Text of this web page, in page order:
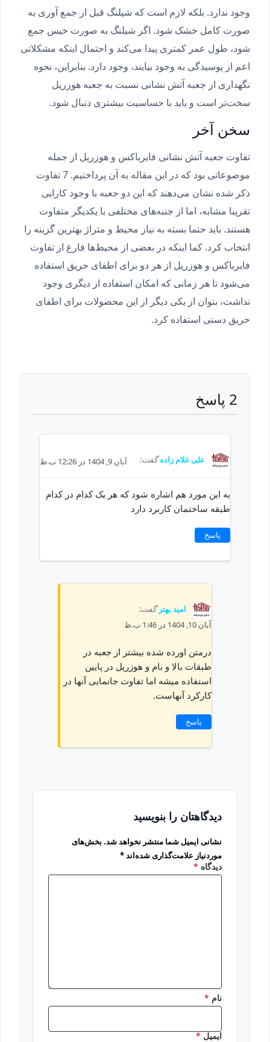
وجود ندارد. بلکه لازم است که شیلنگ‌ قبل از جمع آوری به
صورت کامل خشک شود. اگر شیلنگ‌ به صورت خیس جمع
شود، طول عمر کمتری پیدا می‌کند و احتمال اینکه مشکلاتی
اعم از پوسیدگی به وجود بیایند، وجود دارد. بنابراین، نحوه
نگهداری از جعبه آتش نشانی نسبت به جعبه هوزریل
سخت‌تر است و باید با حساسیت بیشتری دنبال شود.
سخن آخر
تفاوت جعبه آتش نشانی فایرباکس و هوزریل از جمله
موضوعاتی بود که در این مقاله به آن پرداختیم. 7 تفاوت
ذکر شده نشان می‌دهند که این دو جعبه با وجود کارایی
تقریبا مشابه، اما از جنبه‌های مختلفی با یکدیگر متفاوت
هستند. باید حتما بسته به نیاز محیط و متراژ بهترین گزینه را
انتخاب کرد. کما اینکه در بعضی از محیط‌ها فارغ از تفاوت
فایرباکس و هوزریل از هر دو برای اطفای حریق استفاده
می‌شود تا هر زمانی که امکان استفاده از دیگری وجود
نداشت، بتوان از یکی دیگر از این محصولات برای اطفای
حریق دستی استفاده کرد.
2 پاسخ
علی غلام زاده گفت: آبان 9, 1404 در 12:26 ب.ظ
به این مورد هم اشاره شود که هر یک کدام در کدام
طبقه ساختمان کاربرد دارد
پاسخ
امید بهتر گفت:
آبان 10, 1404 در 1:46 ب.ظ
درمتن اورده شده بیشتر از جعبه در
طبقات بالا و بام و هوزریل در پایین
استفاده میشه اما تفاوت جانمایی آنها در
کارکرد آنهاست.
پاسخ
دیدگاهتان را بنویسید
نشانی ایمیل شما منتشر نخواهد شد. بخش‌های
موردنیاز علامت‌گذاری شده‌اند*
دیدگاه *
نام *
ایمیل*